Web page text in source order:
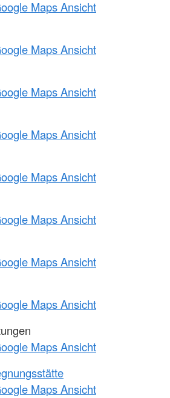
Maps Ansicht
Maps Ansicht
Maps Ansicht
Maps Ansicht
Maps Ansicht
Maps Ansicht
Maps Ansicht
Maps Ansicht
Maps Ansicht
Maps Ansicht